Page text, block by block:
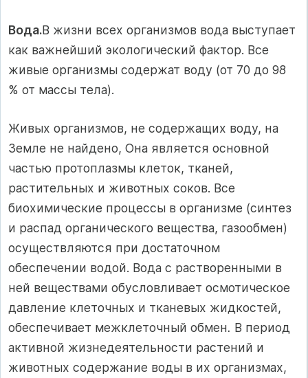
Вода.В жизни всех организмов вода выступает
как важнейший экологический фактор. Все
живые организмы содержат воду (от 70 до 98
% от массы тела).
Живых организмов, не содержащих воду, на
Земле не найдено, Она является основной
частью протоплазмы клеток, тканей,
растительных и животных соков. Все
биохимические процессы в организме (синтез
и распад органического вещества, газообмен)
осуществляются при достаточном
обеспечении водой. Вода с растворенными в
ней веществами обусловливает осмотическое
давление клеточных и тканевых жидкостей,
обеспечивает межклеточный обмен. В период
активной жизнедеятельности растений и
животных содержание воды в их организмах,